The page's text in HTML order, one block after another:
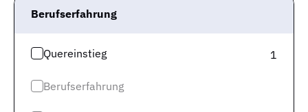
Berufserfahrung
Quereinstieg 1
Berufserfahrung
Ludwigsburg sind. Laut offiziellen Zahlen stehen in der
Bundesagentur für Arbeit 542 offene Stellen gegenüber.
So kamen in der Arbeitsmarktregion Stuttgart, in der Du
einen neuen Job suchst,